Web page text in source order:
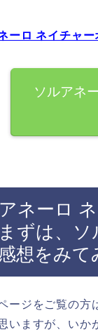
ーロ ネイチャ
ソルアネ
ネーロ
ずは、
想をみて
ージをご覧の方
いますが、いか